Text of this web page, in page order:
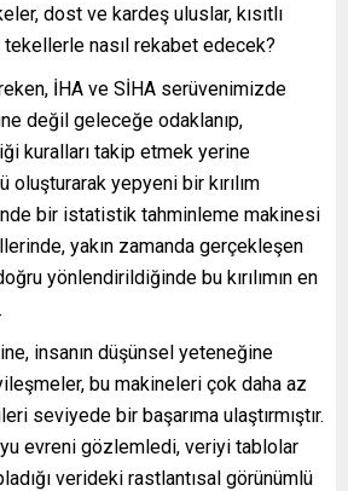
dost ve kardeş uluslar, kısıtlı
tekellerle nasıl rekabet edecek?
İHA ve SİHA serüvenimizde
değil geleceğe odaklanıp,
kuralları takip etmek yerine
oluşturarak yepyeni bir kırılım
bir istatistik tahminleme makinesi
yakın zamanda gerçekleşen
yönlendirildiğinde bu kırılımın en
insanın düşünsel yeteneğine
bu makineleri çok daha az
seviyede bir başarıma ulaştırmıştır.
evreni gözlemledi, veriyi tablolar
verideki rastlantısal görünümlü